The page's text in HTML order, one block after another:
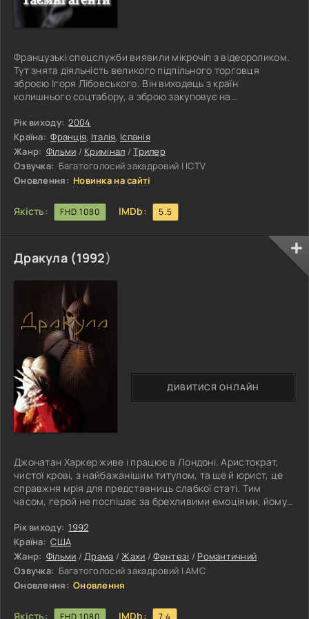
Французькі спецслужби виявили мікрочіп з відеороликом.
Тут знята діяльність великого підпільного торговця
зброєю Ігоря Лібовського. Він виходець з країн
колишнього соцтабору, а зброю закуповує на
контрабанди переправляє її в потрібні місця — гарячі
точки. Французам вдалося накрити канал, де
переправляли зброю в Анголу. Це найбідніша африканська
місцевість, де війна йде повним ходом. Необхідно
перешкодити всім планам негідника. Ліза працює на
велику
Рік виходу: 2004
Країна: Франція, Італія, Іспанія
Жанр: Фільми / Кримінал /Трилер
Озвучка: Багатоголосий закадровий | ICTV
Оновлення: Новинка на сайті
Якість: FHD 1080 IMDb: 5.5
Дракула (1992)
Джонатан Харкер живе і працює в Лондоні. Аристократ,
чистої крові, з найбажанішим титулом, та ще й юрист, це
справжня мрія для представниць слабкої статі. Тим
часом, герой не поспішає за брехливими емоціями, йому
далі. Все йшло чудово, поки Джонатан не отримав
запрошення від графа Дракули, відвідати його маєток в
Трансільванії. Клієнт бажав приїхати до Англії, йому
подобалися місцеві красоти, але через недосвідченість,
йому потрібен був
Рік виходу: 1992
Країна: США
Жанр: Фільми /Драма /Жахи /Фентезі / Романтичний
Озвучка: Багатоголосий закадровий | АМС
Оновлення: Оновлення
Якість: FHD 1080 IMDb: 7.4
ДИВИТИСЯ ОНЛАЙН